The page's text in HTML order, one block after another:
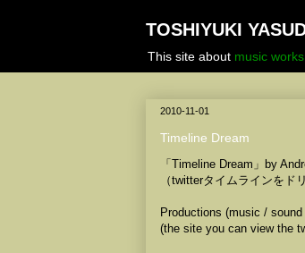
TOSHIYUKI
This site about music works
2010-11-01
Timeline Dream
「Timeline Dream」by
（twitterタイムラインをド
Productions (music /
(the site you can view the